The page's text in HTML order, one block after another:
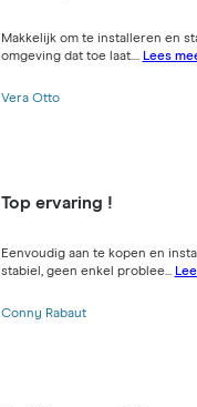
Makkelijk om te installeren en
omgeving dat toe laat.... Lees
Vera Otto
Top ervaring !
Eenvoudig aan te kopen en
stabiel, geen enkel problee...
Conny Rabaut